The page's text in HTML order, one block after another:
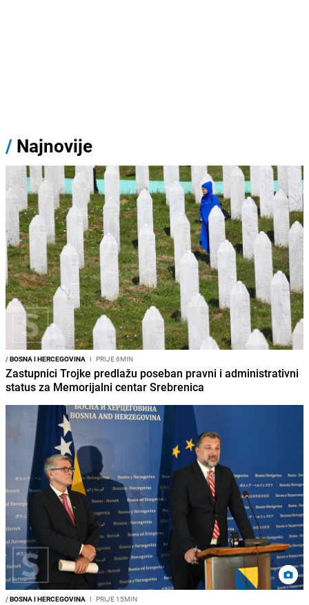
/ Najnovije
/BOSNA I HERCEGOVINA I PRIJE 6MIN
Zastupnici Trojke predlažu poseban pravni i administrativni
status za Memorijalni centar Srebrenica
/BOSNA I HERCEGOVINA I PRIJE 15MIN